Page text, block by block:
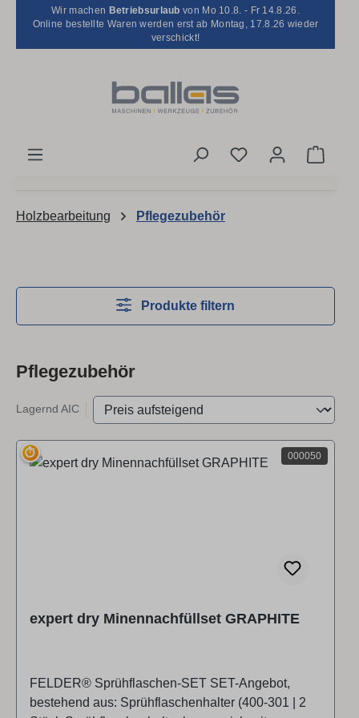
Zum Hauptinhalt springen
Wir machen Betriebsurlaub von Mo 10.8. - Fr 14.8.26.
Online bestellte Waren werden erst ab Montag, 17.8.26 wieder
verschickt!
Du hast 0
Holzbearbeitung Pflegezubehör
Produkte filtern
Pflegezubehör
Lagernd AIC
000050
⏱
expert dry Minennachfüllset GRAPHITE
FELDER® Sprühflaschen-SET SET-Angebot,
bestehend aus: Sprühflaschenhalter (400-301 | 2